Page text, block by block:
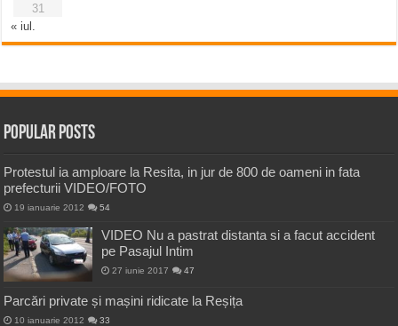
31
« iul.
Popular Posts
Protestul ia amploare la Resita, in jur de 800 de oameni in fata
prefecturii VIDEO/FOTO
19 ianuarie 2012 54
VIDEO Nu a pastrat distanta si a facut accident
pe Pasajul Intim
27 iunie 2017 47
Parcări private și mașini ridicate la Reșița
10 ianuarie 2012 33